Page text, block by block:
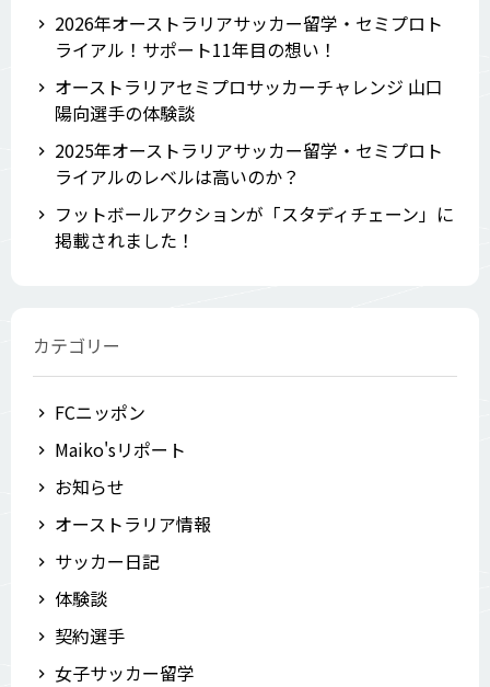
2026年オーストラリアサッカー留学・セミプロト
ライアル！サポート11年目の想い！
オーストラリアセミプロサッカーチャレンジ 山口
陽向選手の体験談
2025年オーストラリアサッカー留学・セミプロト
ライアルのレベルは高いのか？
フットボールアクションが「スタディチェーン」に
掲載されました！
カテゴリー
FCニッポン
Maiko'sリポート
お知らせ
オーストラリア情報
サッカー日記
体験談
契約選手
女子サッカー留学